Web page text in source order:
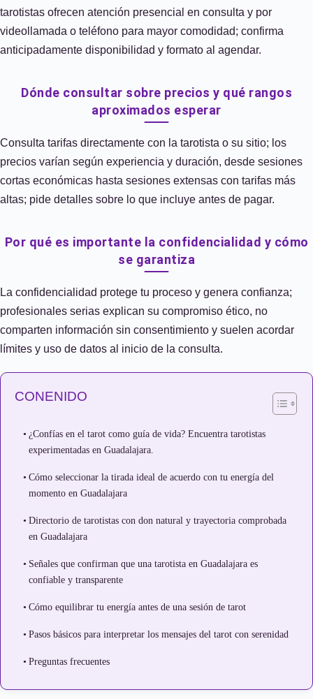
tarotistas ofrecen atención presencial en consulta y por
videollamada o teléfono para mayor comodidad; confirma
anticipadamente disponibilidad y formato al agendar.
Dónde consultar sobre precios y qué rangos
aproximados esperar
Consulta tarifas directamente con la tarotista o su sitio; los
precios varían según experiencia y duración, desde sesiones
cortas económicas hasta sesiones extensas con tarifas más
altas; pide detalles sobre lo que incluye antes de pagar.
Por qué es importante la confidencialidad y cómo
se garantiza
La confidencialidad protege tu proceso y genera confianza;
profesionales serias explican su compromiso ético, no
comparten información sin consentimiento y suelen acordar
límites y uso de datos al inicio de la consulta.
CONENIDO
¿Confías en el tarot como guía de vida? Encuentra tarotistas
experimentadas en Guadalajara.
Cómo seleccionar la tirada ideal de acuerdo con tu energía del
momento en Guadalajara
Directorio de tarotistas con don natural y trayectoria comprobada
en Guadalajara
Señales que confirman que una tarotista en Guadalajara es
confiable y transparente
Cómo equilibrar tu energía antes de una sesión de tarot
Pasos básicos para interpretar los mensajes del tarot con serenidad
Preguntas frecuentes